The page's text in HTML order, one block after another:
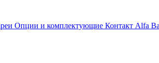
Опции и комплектующие Контакт Alfa